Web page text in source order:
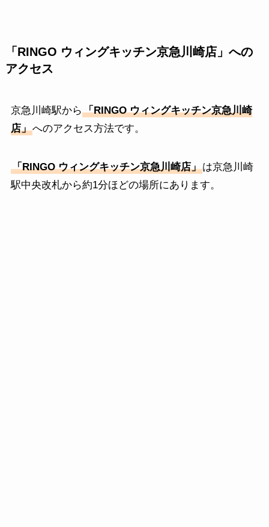
「RINGO ウィングキッチン京急川崎店」への
アクセス
京急川崎駅から 「RINGO ウィングキッチン京急川崎
店」へのアクセス方法です。
「RINGO ウィングキッチン京急川崎店」は京急川崎
駅中央改札から約1分ほどの場所にあります。